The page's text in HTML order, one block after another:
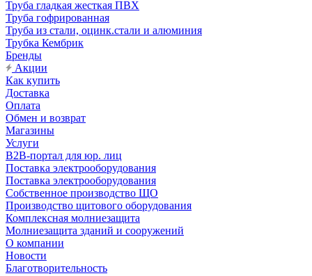
Труба гладкая жесткая ПВХ
Труба гофрированная
Труба из стали, оцинк.стали и алюминия
Трубка Кембрик
Бренды
Акции
Как купить
Доставка
Оплата
Обмен и возврат
Магазины
Услуги
B2B-портал для юр. лиц
Поставка электрооборудования
Поставка электрооборудования
Собственное производство ЩО
Производство щитового оборудования
Комплексная молниезащита
Молниезащита зданий и сооружений
О компании
Новости
Благотворительность